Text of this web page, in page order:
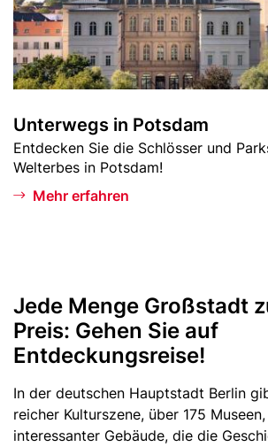
s
i
n
P
t
s
d
a
Unterwegs in Potsdam
Teaser
-
Text
Entdecken Sie die Schlösser und
Welterbes in Potsdam!
Mehr erfahren
TextJede Menge Großstadt
Preis: Gehen Sie auf
Entdeckungsreise!
In der deutschen Hauptstadt Berlin
reicher Kulturszene, über 175
interessanter Gebäude, die die